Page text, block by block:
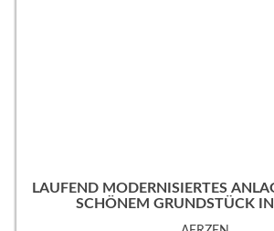
LAUFEND MODERNISIERTES
SCHÖNEM GRUNDSTÜCK IN